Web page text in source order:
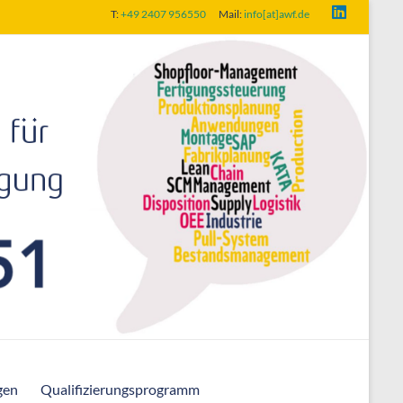
T:+49 2407 956550 Mail:info[at]awf.de
Qualifizierungsprogramm